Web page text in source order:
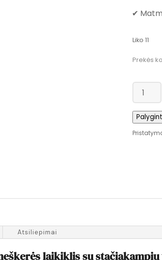
✔
Liko 11
Prekės
kiekis:
360º
laipsnių
Atsiliepimai
laikiklis su